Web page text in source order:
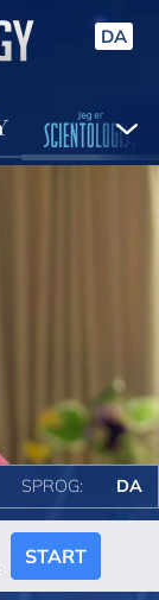
DA
SPROG: DA
START